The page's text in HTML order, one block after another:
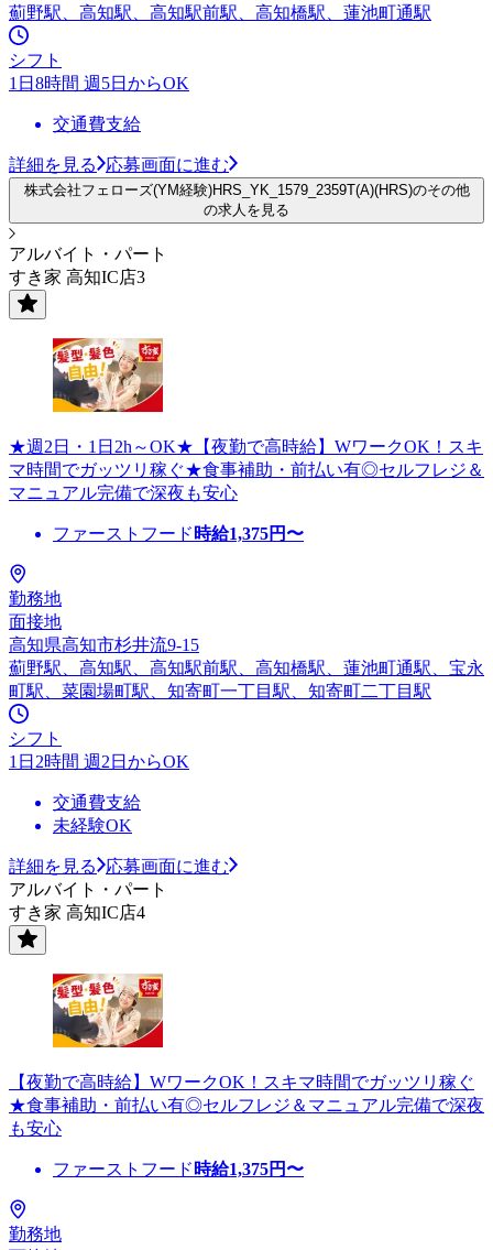
薊野駅、高知駅、高知駅前駅、高知橋駅、蓮池町通駅
シフト
1日8時間 週5日からOK
交通費支給
詳細を見る 応募画面に進む
株式会社フェローズ(YM経験)HRS_YK_1579_2359T(A)(HRS)のその他
の求人を見る
アルバイト・パート
すき家 高知IC店3
★週2日・1日2h～OK★【夜勤で高時給】WワークOK！スキ
マ時間でガッツリ稼ぐ★食事補助・前払い有◎セルフレジ＆
マニュアル完備で深夜も安心
ファーストフード 時給1,375円〜
勤務地
面接地
高知県高知市杉井流9-15
薊野駅、高知駅、高知駅前駅、高知橋駅、蓮池町通駅、宝永
町駅、菜園場町駅、知寄町一丁目駅、知寄町二丁目駅
シフト
1日2時間 週2日からOK
交通費支給
未経験OK
詳細を見る
応募画面に進む
アルバイト・パート
すき家 高知IC店4
【夜勤で高時給】WワークOK！スキマ時間でガッツリ稼ぐ
★食事補助・前払い有◎セルフレジ＆マニュアル完備で深夜
も安心
ファーストフード 時給1,375円〜
勤務地